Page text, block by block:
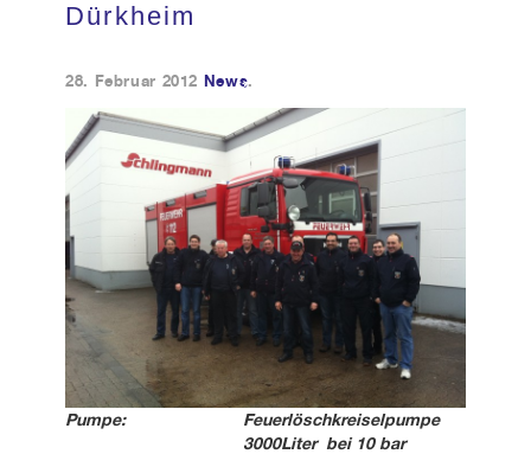
Dürkheim
28. Februar 2012 News.
Pumpe:
Feuerlöschkreiselpumpe
3000Liter bei 10 bar